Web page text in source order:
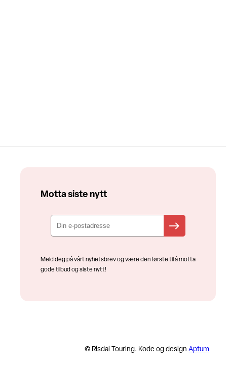
Motta siste nytt
Meld deg på vårt nyhetsbrev og være den første til å motta
gode tilbud og siste nytt!
© Risdal Touring. Kode og designAptum